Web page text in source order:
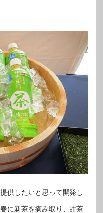
供したいと思って開発し
に新茶を摘み取り、甜茶